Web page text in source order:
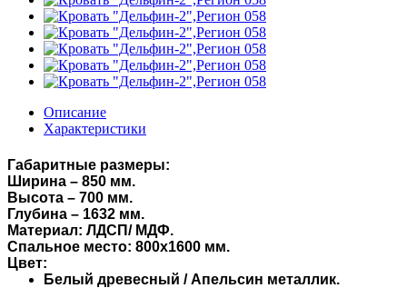
Описание
Характеристики
Габаритные размеры:
Ширина – 850 мм.
Высота – 700 мм.
Глубина – 1632 мм.
Материал: ЛДСП/ МДФ.
Спальное место: 800х1600 мм.
Цвет:
Белый древесный / Апельсин металлик.